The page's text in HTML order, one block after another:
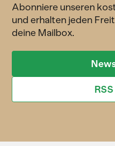
Abonniere unseren
und erhalten jeden
deine Mailbox.